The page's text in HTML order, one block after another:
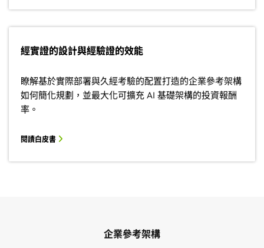
經實證的設計與經驗證的效能
瞭解基於實際部署與久經考驗的配置打造的企業參考架構
如何簡化規劃，並最大化可擴充 AI 基礎架構的投資報酬
率。
閱讀白皮書
企業參考架構